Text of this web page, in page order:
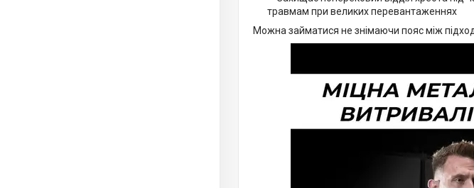
травмам при великих перевантаженнях
Можна займатися не знімаючи пояс між